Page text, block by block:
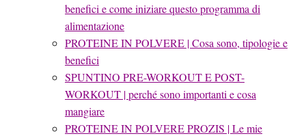
benefici e come iniziare questo programma di
alimentazione
PROTEINE IN POLVERE | Cosa sono, tipologie e
benefici
SPUNTINO PRE-WORKOUT E POST-
WORKOUT | perché sono importanti e cosa
mangiare
PROTEINE IN POLVERE PROZIS | Le mie